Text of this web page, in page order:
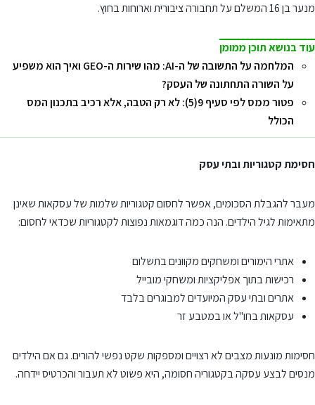
מנער בן 16 המשלם על תחבורה ציבורית וארוחות בחוץ.
עוד בנושא תוכן ממומן
המלחמה על התשובה של ה-AI: מהו שירות ה-GEO ואיך הוא משפיע
על השורה התחתונה של העסק?
פטור ממס לפי סעיף 9(5): לא רק הטבה, אלא רכיב בתכנון המס
הכולל
חסימת קטגוריות ובתי עסק
מעבר להגבלת הסכומים, אפשר לחסום קטגוריות שלמות של עסקאות שאינן
מתאימות לגיל הילדים. הנה כמה דוגמאות נפוצות לקטגוריות שכדאי לחסום:
אתרי הימורים ומשחקים מקוונים בתשלום
רכישות בתוך אפליקציות ומשחקי מובייל
אתרים ובתי עסק המיועדים למבוגרים בלבד
עסקאות בחו"ל או במטבע זר
חסימות מונעות מצבים לא רצויים ומספקות שקט נפשי להורים. גם אם הילדים
מנסים לבצע עסקה בקטגוריה חסומה, היא פשוט לא תעבור והכרטיס יידחה.